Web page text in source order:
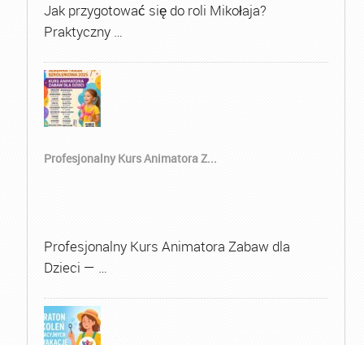
Jak przygotować się do roli Mikołaja?
Praktyczny …
Profesjonalny Kurs Animatora Z...
Profesjonalny Kurs Animatora Zabaw dla
Dzieci — …